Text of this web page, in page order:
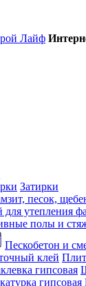
Затирки
Пескобетон и